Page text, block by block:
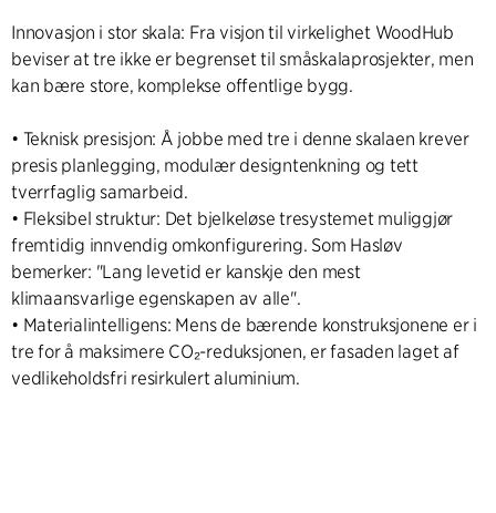
Innovasjon i stor skala: Fra visjon til virkelighet WoodHub
beviser at tre ikke er begrenset til småskalaprosjekter, men
kan bære store, komplekse offentlige bygg.
• Teknisk presisjon: Å jobbe med tre i denne skalaen krever
presis planlegging, modulær designtenkning og tett
tverrfaglig samarbeid.
• Fleksibel struktur: Det bjelkeløse tresystemet muliggjør
fremtidig innvendig omkonfigurering. Som Hasløv
bemerker: "Lang levetid er kanskje den mest
klimaansvarlige egenskapen av alle".
• Materialintelligens: Mens de bærende konstruksjonene er i
tre for å maksimere CO₂-reduksjonen, er fasaden laget af
vedlikeholdsfri resirkulert aluminium.